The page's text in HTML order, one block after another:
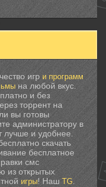
игр и программ
на любой вкус.
и без
торрент на
вы готовы
администратору в
лучше и удобнее.
скачать
бесплатное
смс
открытых
игры! Наш TG.